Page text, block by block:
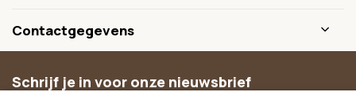
Contactgegevens
Schrijf je in voor onze nieuwsbrief